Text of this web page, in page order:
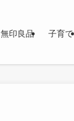
無印良品 子育て